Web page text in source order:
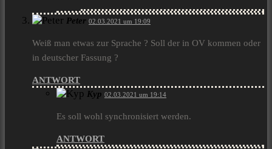
Peter 02.03.2021 um 19:09
Weiß man etwas zur Sprache ? Soll der in OV kommen oder
in deutscher Fassung ?
ANTWORT
Kyp 02.03.2021 um 19:14
Es soll wohl synchronisiert werden.
ANTWORT